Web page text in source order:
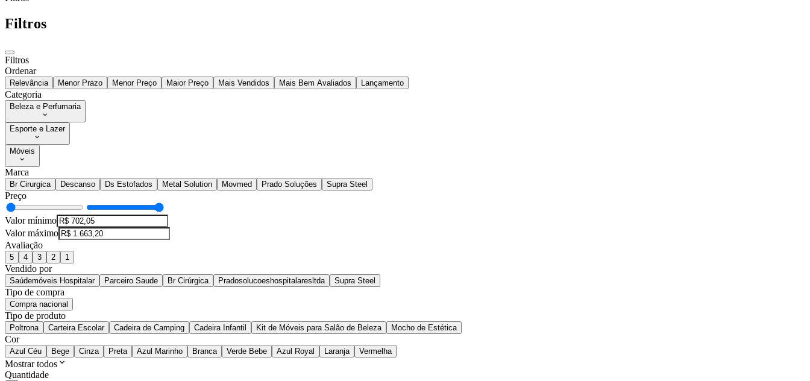
Filtros
Filtros
Ordenar
Relevância Menor Prazo Menor Preço Maior Preço Mais Vendidos Mais Bem Avaliados Lançamento
Categoria
Beleza e Perfumaria
Esporte e Lazer
Móveis
Marca
Br Cirurgica Descanso Ds Estofados Metal Solution Movmed Prado Soluções Supra Steel
Preço
Valor mínimo
Valor máximo
Avaliação
5 4 3 2 1
Vendido por
Saúdemóveis Hospitalar Parceiro Saude Br Cirúrgica Pradosolucoeshospitalaresltda Supra Steel
Tipo de compra
Compra nacional
Tipo de produto
Poltrona Carteira Escolar Cadeira de Camping Cadeira Infantil Kit de Móveis para Salão de Beleza Mocho de Estética
Cor
Azul Céu Bege Cinza Preta Azul Marinho Branca Verde Bebe Azul Royal Laranja Vermelha
Mostrar todos
Quantidade